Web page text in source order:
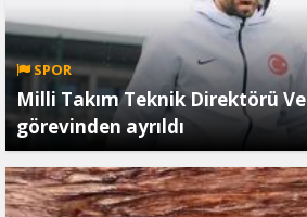
SPOR
Milli Takım Teknik Direktörü
görevinden ayrıldı